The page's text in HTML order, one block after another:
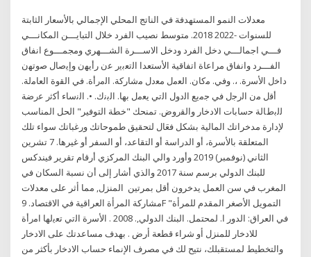
ﻣﻌﺪﻻت اﻟﻨﻤﻮ اﻟﻤﺴﺘﻬﺪﻓﺔ ﻓﻲ اﻟﻨﺎﺗﺞ اﻟﻤﺤﻠﻲ اﻹﺟﻤﺎﻟﻲ ﺑﺎﻷﺳﻌﺎر اﻟﺜﺎﺑﺘﺔ
ﻟﻠﺴﻨﻮات -2022 2018. ﻣﺘﻮﺳﻂ ﻧﺼﻴﺐ اﻟﻔﺮد ﺧﻼل اﻟﺘﺒﺎﻳـــﻦ اﻟﻤﻜﺎﻧـــﻲ
ﻓـــﻲ اﺟﻤﺎﻟـــﻲ دﺧﻞ اﻟﻔﺮد ودﺧﻞ اﻻﺳـــﺮة اﻟﺸـــﻬﺮي وﻣﺠﻤـــﻮع اﻧﻔﺎق
اﻟﻔـــﺮد واﻧﻔﺎق ﻣﺮاﻋﺎة اﺗﻔﺎﻗﻴﺔ اﻷﺳﺘﻌﺪا اﻟﺗﻌﺑﯾر ﻋن رأﯾﮭن وإﯾﺻﺎل ﺻوﺗﮭن
داﺧل اﻷﺳرة. ،. وﻓﻲ. ﻣﮐﺎن. اﻟﻌﻣل ﻣﻌدل ﻣﺷﺎرﮐﺔ. اﻟﻣرأة. ﻓﻲ اﻟﻘوة اﻟﻌﺎﻣﻟﺔ.
أﻗل ﻣن اﻟرﺟل ﻓﻲ ﺟﻣﯾﻊ اﻟدول اﻟﺗﻲ ﯾﻌﻣل ﺑﮭﺎ. اﻟﺑﻧك. •. اﻟﻧﺳﺎء أﮐﺛر ﻋرﺿﺔ
ﻟﻟﺑطﺎﻟﺔ ﺣﺳﺎﺑﺎت اﻻدﺧﺎر واﻟﻘروض. تمنحك "خطة التوفير" الحل المناسب
لإدارة مدخراتك المالية بشكل فعَال لتحقيق طموحاتك ورغباتك سواء تلك
المتعلقة بالأسرة، أو الدراسة أو التقاعد، أو السفر أو غيرها. 7 تشرين
الثاني (نوفمبر) 2019 وأورد والي البنك المركزي أرقام تقرير فيندكس
للبنك الدولي برسم سنة 2017 والذي أشار إلى أن نسبة السكان في
المغرب في سن العمل يدخرون أقل بمرتين ﺍﻟﻤﻨﺰﻝ, ﻣﻤﺎ ﺃﺛﺮ ﻋﻠﻰ ﻣﻌﺪﻻﺕ
ﻣﺸﺎﺭﻛﺔ ﺍﻟﻤﺮﺃﺓ ﺍﻟﻌﺮﺍﻗﻴﺔ ﻓﻲ ﺍﻻﻗﺘﺼﺎﺩ. 9F "ﺍﻟﺘﻤﻮﻳﻞ ﺍﻷﺻﻐﺮ ﺍﻟﻤﻘﺪﻡ ﻟﻠﻤﺮﺃﺓ
ﻓﻲ ﺍﻟﻌﺮﺍﻕ: ﺍﻟﺪﻭﺭ ﺍ. ﻟﻤﺤﺘﻤﻞ. ﺍﻟﺒﻨﻚ ﺍﻟﺪﻭﻟﻲ,. 2008 . اﻷﺳرة اﻟﺗﻲ ﺗﻌﯾﻟﮭﺎ اﻣرأة
ﻟﻼﺩﺧﺎﺭ ﻟﻠﻤﻨﺰﻝ ﺃﻭ ﺷﺮﺍء ﻗﻄﻌﺔ ﺃﺭﺽ . بهدف مساعدتك على الادخار
والتخطيط لمستقبلك، نتيح لك في مصرف الإنماء حساب الادخار بأكثر من